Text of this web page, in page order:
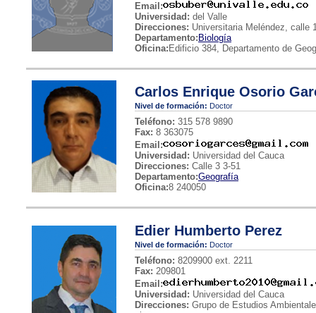
Email:
Universidad: del Valle
Direcciones: Universitaria Meléndez, calle
Departamento: Biología
Oficina: Edificio 384, Departamento de
Carlos Enrique Osorio
Nivel de formación: Doctor
Teléfono: 315 578 9890
Fax: 8 363075
Email:
Universidad: Universidad del Cauca
Direcciones: Calle 3 3-51
Departamento:Geografía
Oficina:8 240050
Edier Humberto Perez
Nivel de formación: Doctor
Teléfono: 8209900 ext. 2211
Fax: 209801
Email:
Universidad: Universidad del Cauca
Direcciones: Grupo de Estudios